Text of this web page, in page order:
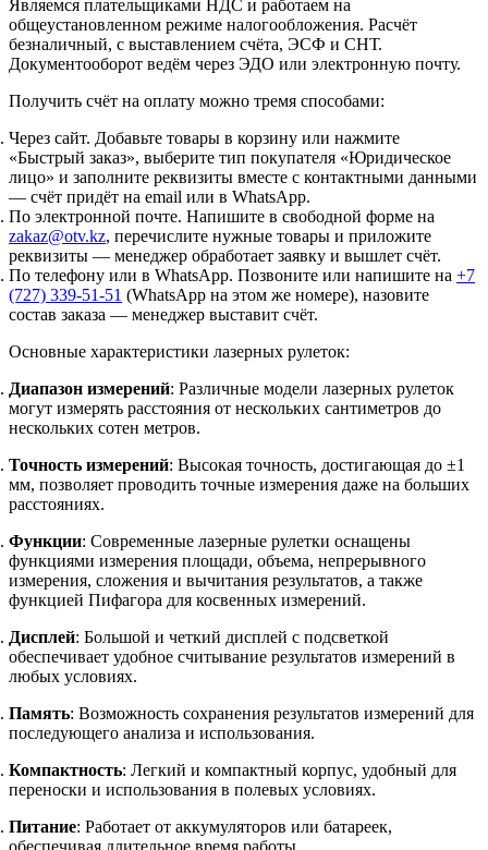
Являемся плательщиками НДС и работаем на
общеустановленном режиме налогообложения. Расчёт
безналичный, с выставлением счёта, ЭСФ и СНТ.
Документооборот ведём через ЭДО или электронную почту.
Получить счёт на оплату можно тремя способами:
Через сайт. Добавьте товары в корзину или нажмите
«Быстрый заказ», выберите тип покупателя «Юридическое
лицо» и заполните реквизиты вместе с контактными данными
— счёт придёт на email или в WhatsApp.
По электронной почте. Напишите в свободной форме на
zakaz@otv.kz, перечислите нужные товары и приложите
реквизиты — менеджер обработает заявку и вышлет счёт.
По телефону или в WhatsApp. Позвоните или напишите на +7
(727) 339-51-51 (WhatsApp на этом же номере), назовите
состав заказа — менеджер выставит счёт.
Основные характеристики лазерных рулеток:
Диапазон измерений: Различные модели лазерных рулеток
могут измерять расстояния от нескольких сантиметров до
нескольких сотен метров.
Точность измерений: Высокая точность, достигающая до ±1
мм, позволяет проводить точные измерения даже на больших
расстояниях.
Функции: Современные лазерные рулетки оснащены
функциями измерения площади, объема, непрерывного
измерения, сложения и вычитания результатов, а также
функцией Пифагора для косвенных измерений.
Дисплей: Большой и четкий дисплей с подсветкой
обеспечивает удобное считывание результатов измерений в
любых условиях.
Память: Возможность сохранения результатов измерений для
последующего анализа и использования.
Компактность: Легкий и компактный корпус, удобный для
переноски и использования в полевых условиях.
Питание: Работает от аккумуляторов или батареек,